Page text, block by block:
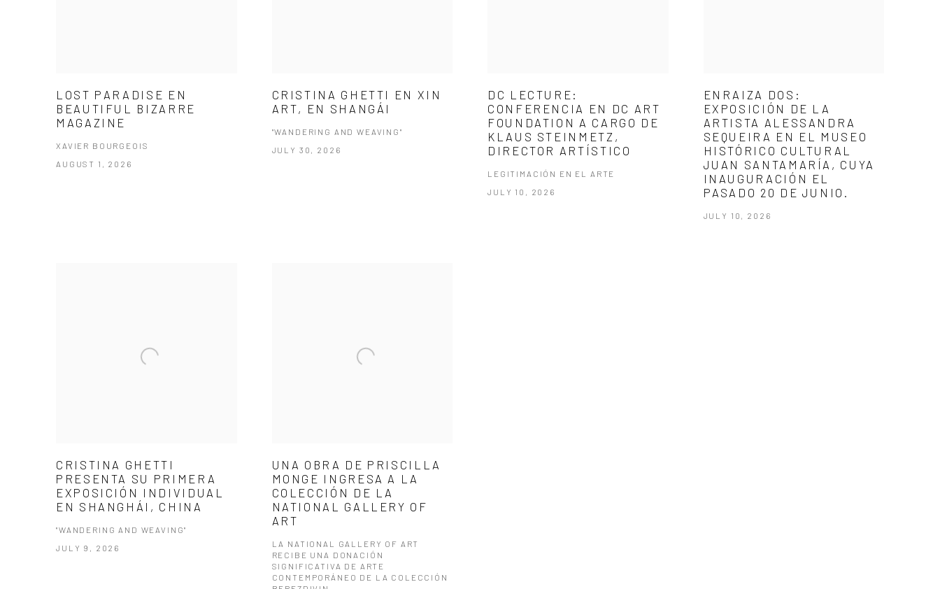
LOST PARADISE EN
BEAUTIFUL BIZARRE
MAGAZINE
XAVIER BOURGEOIS
AUGUST 1, 2026
CRISTINA GHETTI EN XIN
ART, EN SHANGÁI
"WANDERING AND WEAVING"
JULY 30, 2026
DC LECTURE:
CONFERENCIA EN DC ART
FOUNDATION A CARGO DE
KLAUS STEINMETZ,
DIRECTOR ARTÍSTICO
LEGITIMACIÓN EN EL ARTE
JULY 10, 2026
ENRAIZA DOS:
EXPOSICIÓN DE LA
ARTISTA ALESSANDRA
SEQUEIRA EN EL MUSEO
HISTÓRICO CULTURAL
JUAN SANTAMARÍA, CUYA
INAUGURACIÓN EL
PASADO 20 DE JUNIO.
JULY 10, 2026
CRISTINA GHETTI
PRESENTA SU PRIMERA
EXPOSICIÓN INDIVIDUAL
EN SHANGHÁI, CHINA
"WANDERING AND WEAVING"
JULY 9, 2026
UNA OBRA DE PRISCILLA
MONGE INGRESA A LA
COLECCIÓN DE LA
NATIONAL GALLERY OF
ART
LA NATIONAL GALLERY OF ART
RECIBE UNA DONACIÓN
SIGNIFICATIVA DE ARTE
CONTEMPORÁNEO DE LA COLECCIÓN